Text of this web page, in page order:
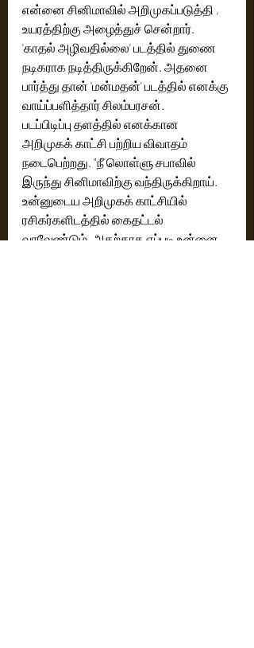
என்னை சினிமாவில் அறிமுகப்படுத்தி ,
உயரத்திற்கு அழைத்துச் சென்றார்.
'காதல் அழிவதில்லை' படத்தில் துணை
நடிகராக நடித்திருக்கிறேன். அதனை
பார்த்து தான் 'மன்மதன்' படத்தில் எனக்கு
வாய்ப்பளித்தார் சிலம்பரசன்.
படப்பிடிப்பு தளத்தில் எனக்கான
அறிமுகக் காட்சி பற்றிய விவாதம்
நடைபெற்றது. "நீ லொள்ளு சபாவில்
இருந்து சினிமாவிற்கு வந்திருக்கிறாய்.
உன்னுடைய அறிமுகக் காட்சியில்
ரசிகர்களிடத்தில் கைதட்டல்
வரவேண்டும். அதற்காக எப்படி உன்னை